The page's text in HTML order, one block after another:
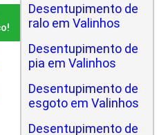
Desentupimento de
ralo em Valinhos
Desentupimento de
pia em Valinhos
Desentupimento de
esgoto em Valinhos
Desentupimento de